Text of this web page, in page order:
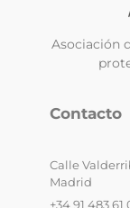
Asociación
Contacto
Calle
Madrid
+34 91 483 61